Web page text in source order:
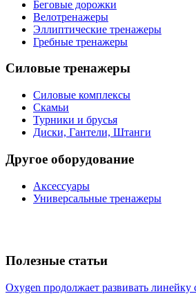
Беговые дорожки
Велотренажеры
Эллиптические тренажеры
Гребные тренажеры
Силовые тренажеры
Силовые комплексы
Скамьи
Турники и брусья
Диски, Гантели, Штанги
Другое оборудование
Аксессуары
Универсальные тренажеры
Полезные статьи
Oxygen продолжает развивать